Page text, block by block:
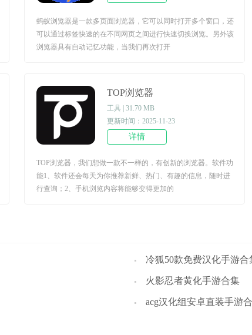
蚂蚁浏览器是一款多页面浏览器，它可以同时打开多个窗口，还
可以通过标签快速的在不同网页之间进行快速切换浏览。另外该
浏览器具有自动记忆功能，当我们再次打开
TOP浏览器
工具 | 31.70 MB
更新时间：2025-11-23
详情
TOP浏览器，我们想做一款不一样的，有创新的浏览器。软件功
能1、软件还会每天为你推荐新鲜、热门、有趣的信息，随时进
行查询；2、手机浏览内容将能够变得更加的
冷狐50款免费汉化手游合
火影忍者黄化手游合集
acg汉化组安卓直装手游